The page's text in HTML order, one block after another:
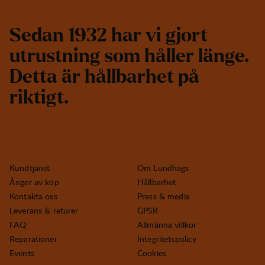
Sedan 1932 har vi gjort
utrustning som håller länge.
Detta är hållbarhet på
riktigt.
Kundtjänst
Ånger av köp
Kontakta oss
Leverans & returer
FAQ
Reparationer
Events
Om Lundhags
Hållbarhet
Press & media
GPSR
Allmänna villkor
Integritetspolicy
Cookies